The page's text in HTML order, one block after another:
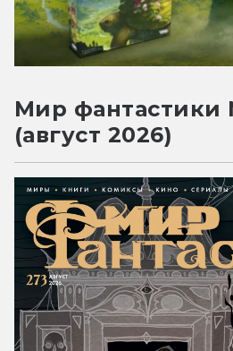
Мир фантастики
(август 2026)